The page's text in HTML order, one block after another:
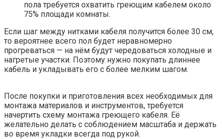
пола требуется охватить греющим кабелем около
75% площади комнаты.
Если шаг между нитками кабеля получится более 30 см,
то вероятнее всего пол будет неравномерно
прогреваться — на нём будут чередоваться холодные и
нагретые участки. Поэтому нужно покупать длиннее
кабель и укладывать его с более мелким шагом.
После покупки и приготовления всех необходимых для
монтажа материалов и инструментов, требуется
начертить схему монтажа греющего кабеля. Её
желательно делать с соблюдением масштаба и держать
во время укладки всегда под рукой.